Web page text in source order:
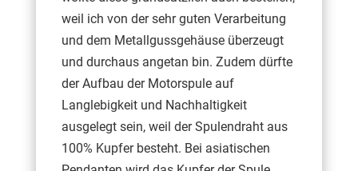
weil ich von der sehr guten Verarbeitung
und dem Metallgussgehäuse überzeugt
und durchaus angetan bin. Zudem dürfte
der Aufbau der Motorspule auf
Langlebigkeit und Nachhaltigkeit
ausgelegt sein, weil der Spulendraht aus
100% Kupfer besteht. Bei asiatischen